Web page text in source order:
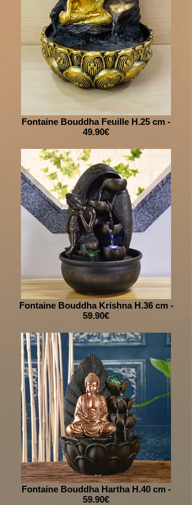
Fontaine Bouddha Feuille H.25 cm -
49.90€
Fontaine Bouddha Krishna H.36 cm -
59.90€
Fontaine Bouddha Hartha H.40 cm -
59.90€